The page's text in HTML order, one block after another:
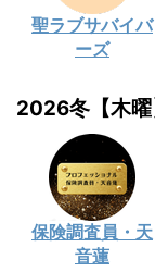
聖ラブサバイバ
ーズ
2026冬【木
保険調査員・天
音蓮